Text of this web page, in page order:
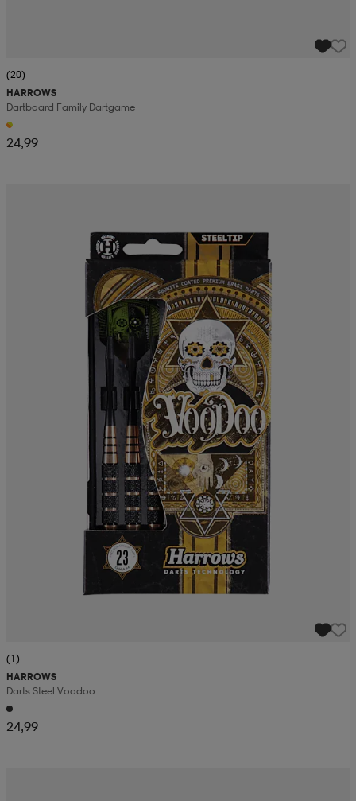
(20)
HARROWS
Dartboard Family Dartgame
24,99
(1)
HARROWS
Darts Steel Voodoo
24,99